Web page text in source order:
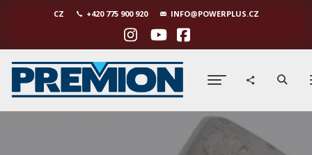
CZ +420 775 900 920 INFO@POWERPLUS.CZ